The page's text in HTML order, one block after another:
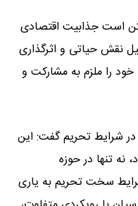
است جذابیت اقتصادی
نقش حیاتی و اثرگذاری
خود را ملزم به مشارکت و
در شرایط تحریم گفت: این
نه تنها در حوزه
سخت تحریم به یاری